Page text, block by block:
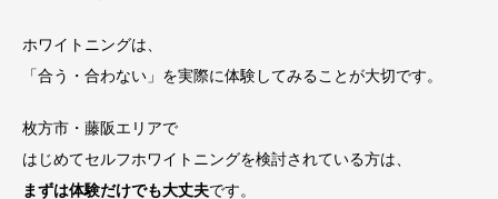
ホワイトニングは、
「合う・合わない」を実際に体験してみることが大切です。
枚方市・藤阪エリアで
はじめてセルフホワイトニングを検討されている方は、
まずは体験だけでも大丈夫です。